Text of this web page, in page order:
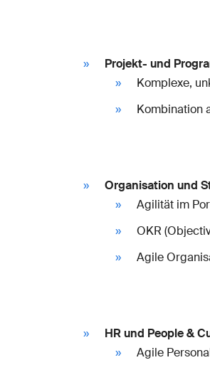
Projekt- und
Komplexe,
Kombination
Organisation und
Agilität im
OKR
Agile
HR und People &
Agile